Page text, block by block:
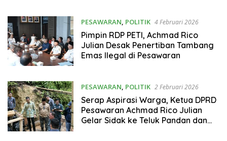
PESAWARAN, POLITIK 4 Februari 2026
Pimpin RDP PETI, Achmad Rico
Julian Desak Penertiban Tambang
Emas Ilegal di Pesawaran
PESAWARAN, POLITIK 2 Februari 2026
Serap Aspirasi Warga, Ketua DPRD
Pesawaran Achmad Rico Julian
Gelar Sidak ke Teluk Pandan dan